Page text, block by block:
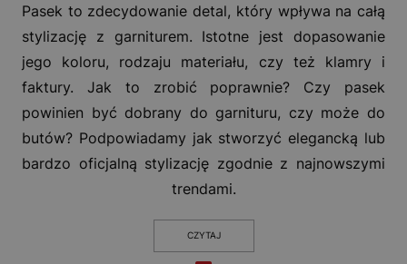
Pasek to zdecydowanie detal, który wpływa na całą
stylizację z garniturem. Istotne jest dopasowanie
jego koloru, rodzaju materiału, czy też klamry i
faktury. Jak to zrobić poprawnie? Czy pasek
powinien być dobrany do garnituru, czy może do
butów? Podpowiadamy jak stworzyć elegancką lub
bardzo oficjalną stylizację zgodnie z najnowszymi
trendami.
CZYTAJ